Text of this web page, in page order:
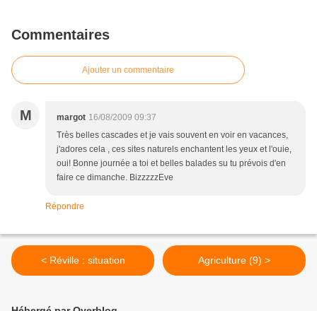
Commentaires
Ajouter un commentaire
M margot 16/08/2009 09:37
Très belles cascades et je vais souvent en voir en vacances,
j'adores cela , ces sites naturels enchantent les yeux et l'ouie,
oui! Bonne journée a toi et belles balades su tu prévois d'en
faire ce dimanche. BizzzzzEve
Répondre
< Réville : situation Agriculture (9) >